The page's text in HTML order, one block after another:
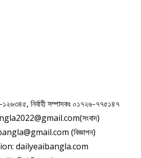
নির্বাহী সম্পাদকঃ ০১৭২৬-৭৭৫১৪৭
(বিজ্ঞাপন)
dailyeaibangla.com